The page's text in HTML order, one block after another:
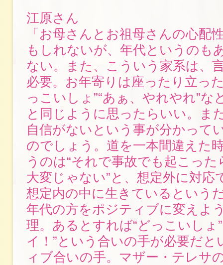
江原さん
「お母さんとお祖母さんの心配
もしれないが、年代というのも
ない。また、こういう家系は、
必要。お年寄りは座ったり立っ
っこいしょ”“あぁ、やれやれ”な
と同じように思ったらいい。ま
自信がないという事が分かって
のでしょう。道を一本間違えた
うのは“それで事故でも起こっ
大変じゃない”と、想定外に対応
想定内の中に生きているという
年代の方をポジティブに変えよ
理。あるとすれば“どっこいしょ
イ！”という合いの手が必要だと
ィブ合いの手。マザー・テレサ